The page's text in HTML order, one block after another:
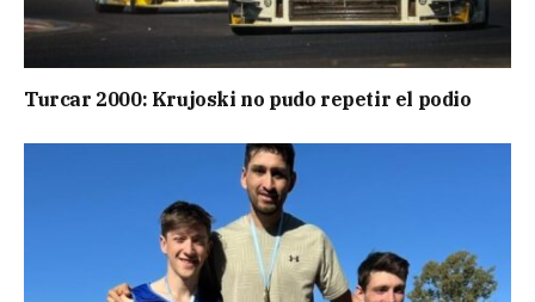
Turcar 2000: Krujoski no pudo repetir el podio